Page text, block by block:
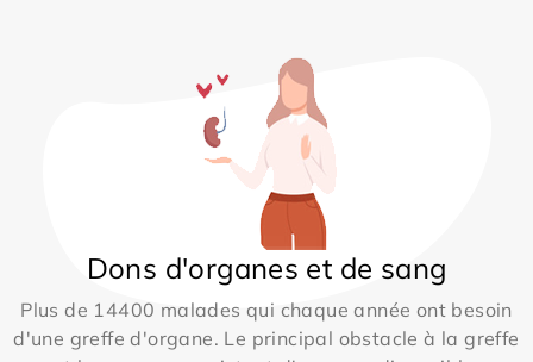
Dons d'organes et de sang
Plus de 14400 malades qui chaque année ont besoin
d'une greffe d'organe. Le principal obstacle à la greffe